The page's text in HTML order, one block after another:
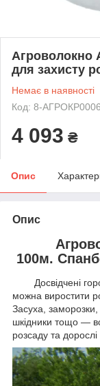
Агроволокно
для захисту
Немає в наявності
Код: 8-АГРОКР0006
4 093 ₴
Опис
Опис
100м.
Досвідчені
можна виростити
Засуха,
шкідники тощо —
розсаду та